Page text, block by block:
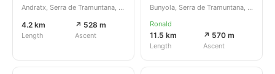
Andratx, Serra de Tramuntana, Illes Balears, ES
4.2 km
Length
↗ 528 m
Ascent
Bunyola, Serra de Tramuntana, Illes Balears, ES
Ronald
11.5 km
Length
↗ 570 m
Ascent